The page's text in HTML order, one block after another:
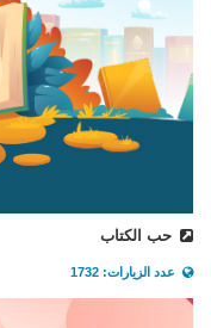
حب الكتاب
عدد الزيارات: 1732